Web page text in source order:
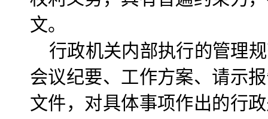
文。
行政机关内部执行的管理
会议纪要、工作方案、请示
文件，对具体事项作出的行